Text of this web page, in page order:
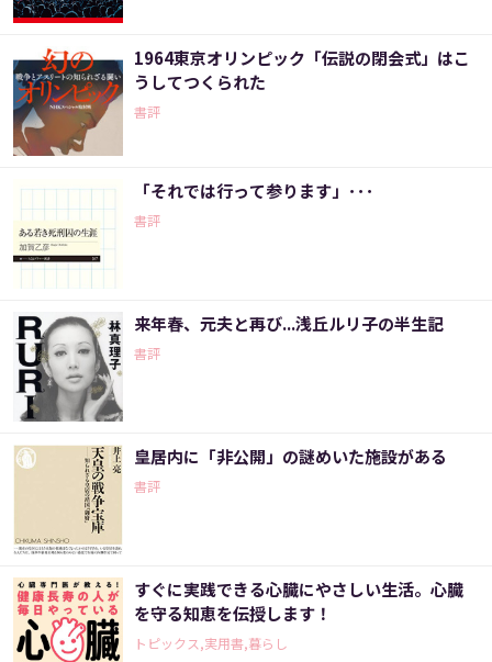
1964東京オリンピック「伝説の閉会式」はこ
うしてつくられた
書評
「それでは行って参ります」･･･
書評
来年春、元夫と再び...浅丘ルリ子の半生記
書評
皇居内に「非公開」の謎めいた施設がある
書評
すぐに実践できる心臓にやさしい生活。心臓
を守る知恵を伝授します！
トピックス,実用書,暮らし